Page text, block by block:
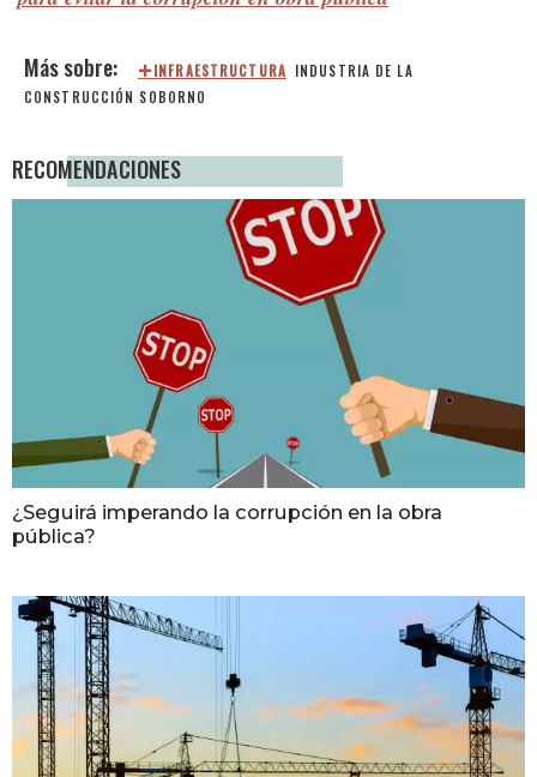
INFRAESTRUCTURA INDUSTRIA DE LA
CONSTRUCCIÓN SOBORNO
RECOMENDACIONES
¿Seguirá imperando la corrupción en la obra
pública?